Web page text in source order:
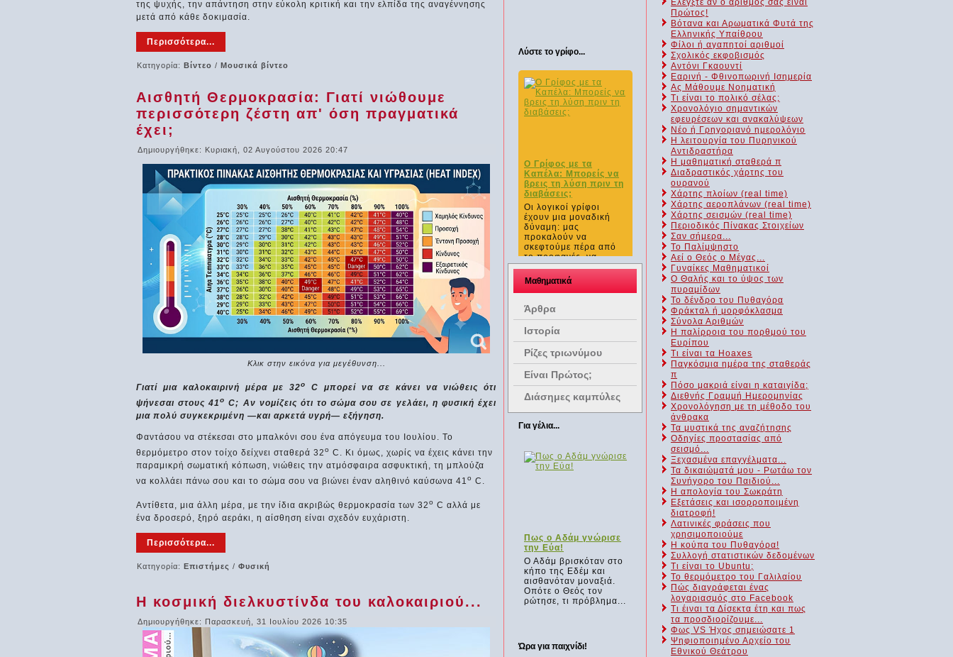
της ψυχής, την απάντηση στην εύκολη κριτική και την ελπίδα της αναγέννησης
μετά από κάθε δοκιμασία.
Περισσότερα...
Κατηγορία: Βίντεο / Μουσικά βίντεο
Αισθητή Θερμοκρασία: Γιατί νιώθουμε
περισσότερη ζέστη απ' όση πραγματικά
έχει;
Δημιουργήθηκε: Κυριακή, 02 Αυγούστου 2026 20:47
Κλικ στην εικόνα για μεγέθυνση...
Γιατί μια καλοκαιρινή μέρα με 32o
C μπορεί να σε κάνει να νιώθεις ότι
ψήνεσαι στους 41o C; Αν νομίζεις ότι το σώμα σου σε γελάει, η φυσική έχει
μια πολύ συγκεκριμένη —και αρκετά υγρή— εξήγηση.
Φαντάσου να στέκεσαι στο μπαλκόνι σου ένα απόγευμα του Ιουλίου. Το
θερμόμετρο στον τοίχο δείχνει σταθερά 32o C. Κι όμως, χωρίς να έχεις κάνει την
παραμικρή σωματική κόπωση, νιώθεις την ατμόσφαιρα ασφυκτική, τη μπλούζα
να κολλάει πάνω σου και το σώμα σου να βιώνει έναν αληθινό καύσωνα 41o C.
Αντίθετα, μια άλλη μέρα, με την ίδια ακριβώς θερμοκρασία των 32o C αλλά με
ένα δροσερό, ξηρό αεράκι, η αίσθηση είναι σχεδόν ευχάριστη.
Περισσότερα...
Κατηγορία: Επιστήμες / Φυσική
Η κοσμική διελκυστίνδα του καλοκαιριού...
Δημιουργήθηκε: Παρασκευή, 31 Ιουλίου 2026 10:35
Λύστε το γρίφο...
Ο Γρίφος με τα
Καπέλα: Μπορείς να
βρεις τη λύση πριν τη
διαβάσεις;
Οι λογικοί γρίφοι
έχουν μια μοναδική
δύναμη: μας
προκαλούν να
σκεφτούμε πέρα από
το προφανές, να...
Μαθηματικά
Άρθρα
Ιστορία
Ρίζες τριωνύμου
Είναι Πρώτος;
Διάσημες καμπύλες
Για γέλια...
Πως ο Αδάμ γνώρισε
την Εύα!
Ο Αδάμ βρισκόταν στο
κήπο της Εδέμ και
αισθανόταν μοναξιά.
Οπότε ο Θεός τον
ρώτησε, τι πρόβλημα...
Τρεις φίλοι, εκ των
οποίων και ο Σάκης ο
ψάρεμα με τη βάρκα...
Ας μιλήσουμε για
κλάσματα!
Περισσότερα...
Ώρα για παιχνίδι!
Ελέγξτε αν ο αριθμός σας είναι
Πρώτος!
Βότανα και Αρωματικά Φυτά της
Ελληνικής Υπαίθρου
Φίλοι ή αγαπητοί αριθμοί
Σχολικός εκφοβισμός
Αντόνι Γκαουντί
Εαρινή - Φθινοπωρινή Ισημερία
Ας Μάθουμε Νοηματική
Τι είναι το πολικό σέλας;
Χρονολόγιο σημαντικών
εφευρέσεων και ανακαλύψεων
Νέο ή Γρηγοριανό ημερολόγιο
Η λειτουργία του Πυρηνικού
Αντιδραστήρα
Η μαθηματική σταθερά π
Διαδραστικός χάρτης του
ουρανού
Χάρτης πλοίων (real time)
Χάρτης αεροπλάνων (real time)
Χάρτης σεισμών (real time)
Περιοδικός Πίνακας Στοιχείων
Σαν σήμερα...
Το Παλίμψηστο
Αεί ο Θεός ο Μέγας...
Γυναίκες Μαθηματικοί
Ο Θαλής και το ύψος των
πυραμίδων
Το δένδρο του Πυθαγόρα
Φράκταλ ή μορφόκλασμα
Σύνολα Αριθμών
Η παλίρροια του πορθμού του
Ευρίπου
Τι είναι τα Hoaxes
Παγκόσμια ημέρα της σταθεράς
π
Πόσο μακριά είναι η καταιγίδα;
Διεθνής Γραμμή Ημερομηνίας
Χρονολόγηση με τη μέθοδο του
άνθρακα
Τα μυστικά της αναζήτησης
Οδηγίες προστασίας από
σεισμό...
Ξεχασμένα επαγγέλματα...
Τα δικαιώματά μου - Ρωτάω τον
Συνήγορο του Παιδιού...
Η απολογία του Σωκράτη
Εξετάσεις και ισορροποιμένη
διατροφή!
Λατινικές φράσεις που
χρησιμοποιούμε
Η κούπα του Πυθαγόρα!
Συλλογή στατιστικών δεδομένων
Τι είναι το Ubuntu;
Το θερμόμετρο του Γαλιλαίου
Πώς διαγράφεται ένας
λογαριασμός στο Facebook
Τι έιναι τα Δίσεκτα έτη και πως
τα προσδιορίζουμε...
Φως VS Ήχος σημειώσατε 1
Ψηφιοποιημένο Αρχείο του
Εθνικού Θεάτρου